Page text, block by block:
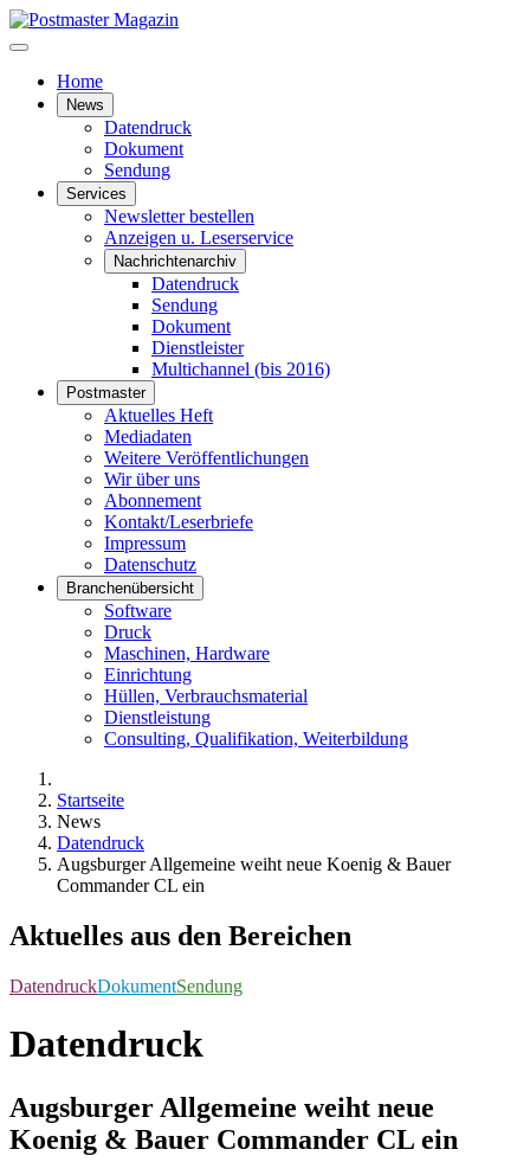
Home
News
Datendruck
Dokument
Sendung
Services
Newsletter bestellen
Anzeigen u. Leserservice
Nachrichtenarchiv
Datendruck
Sendung
Dokument
Dienstleister
Multichannel (bis 2016)
Postmaster
Aktuelles Heft
Mediadaten
Weitere Veröffentlichungen
Wir über uns
Abonnement
Kontakt/Leserbriefe
Impressum
Datenschutz
Branchenübersicht
Software
Druck
Maschinen, Hardware
Einrichtung
Hüllen, Verbrauchsmaterial
Dienstleistung
Consulting, Qualifikation, Weiterbildung
Startseite
News
Datendruck
Augsburger Allgemeine weiht neue Koenig & Bauer
Commander CL ein
Aktuelles aus den Bereichen
DatendruckDokumentSendung
Datendruck
Augsburger Allgemeine weiht neue
Koenig & Bauer Commander CL ein